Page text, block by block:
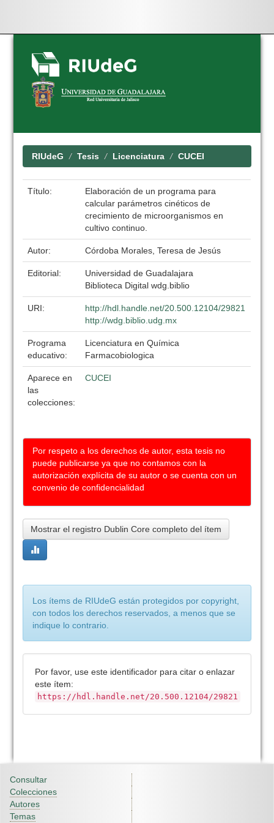
Skip
navigation
RIUdeG Tesis Licenciatura CUCEI
Título:
Elaboración de un programa para
calcular parámetros cinéticos de
crecimiento de microorganismos en
cultivo continuo.
Autor: Córdoba Morales, Teresa de Jesús
Editorial:
Universidad de Guadalajara
Biblioteca Digital wdg.biblio
URI:
http://hdl.handle.net/20.500.12104/29821
http://wdg.biblio.udg.mx
Programa
educativo:
Licenciatura en Química
Farmacobiologica
Aparece en
las
colecciones:
CUCEI
Por respeto a los derechos de autor, esta tesis no
puede publicarse ya que no contamos con la
autorización explícita de su autor o se cuenta con un
convenio de confidencialidad
Mostrar el registro Dublin Core completo del ítem
Los ítems de RIUdeG están protegidos por copyright,
con todos los derechos reservados, a menos que se
indique lo contrario.
Por favor, use este identificador para citar o enlazar
este ítem:
https://hdl.handle.net/20.500.12104/29821
Consultar
Colecciones
Autores
Temas